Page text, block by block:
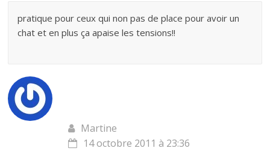
pratique pour ceux qui non pas de place pour avoir un
chat et en plus ça apaise les tensions!!
Martine
14 octobre 2011 à 23:36